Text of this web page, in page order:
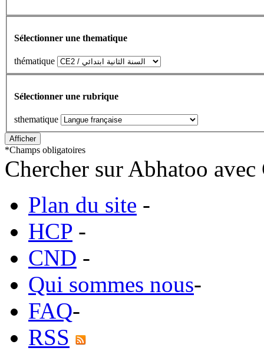
Sélectionner une thematique
thématique
Sélectionner une rubrique
sthematique
*Champs obligatoires
Chercher sur Abhatoo
Plan du site -
HCP -
CND -
Qui sommes nous-
FAQ-
RSS